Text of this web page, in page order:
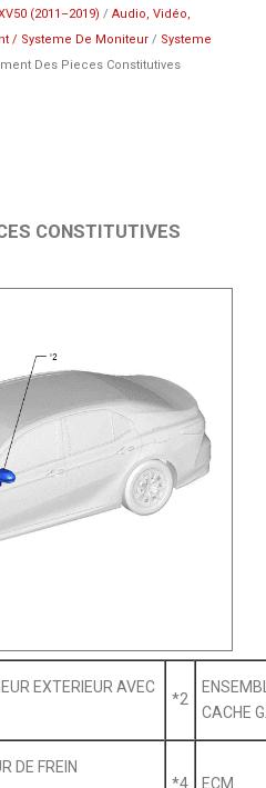
(2011–2019) /Audio, Vidéo,
/ Systeme De Moniteur / Systeme
Des Pieces Constitutives
CONSTITUTIVES
EXTERIEUR AVEC
*2
CACHE
DE FREIN
*4 ECM